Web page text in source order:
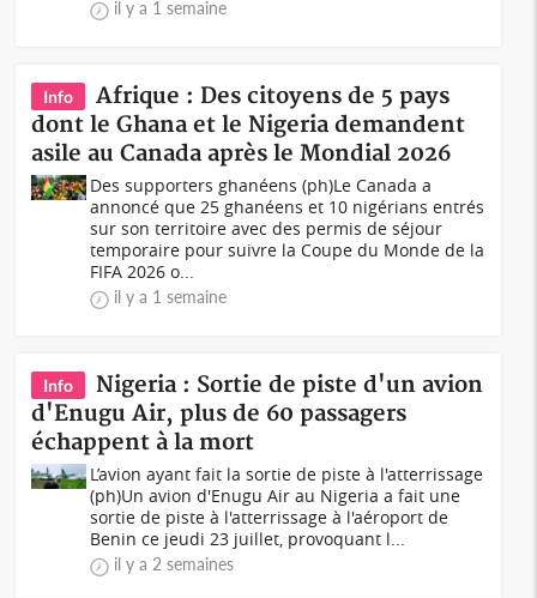
il y a 1 semaine
Info
Afrique : Des citoyens de 5 pays
dont le Ghana et le Nigeria demandent
asile au Canada après le Mondial 2026
Des supporters ghanéens (ph)Le Canada a
annoncé que 25 ghanéens et 10 nigérians entrés
sur son territoire avec des permis de séjour
temporaire pour suivre la Coupe du Monde de la
FIFA 2026 o...
il y a 1 semaine
Info
Nigeria : Sortie de piste d'un avion
d'Enugu Air, plus de 60 passagers
échappent à la mort
L’avion ayant fait la sortie de piste à l'atterrissage
(ph)Un avion d'Enugu Air au Nigeria a fait une
sortie de piste à l'atterrissage à l'aéroport de
Benin ce jeudi 23 juillet, provoquant l...
il y a 2 semaines